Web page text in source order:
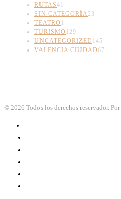
RUTAS41
SIN CATEGORÍA23
TEATRO 1
TURISMO 129
UNCATEGORIZED 145
VALENCIA CIUDAD67
© 2026 Todos los derechos reservador. Por